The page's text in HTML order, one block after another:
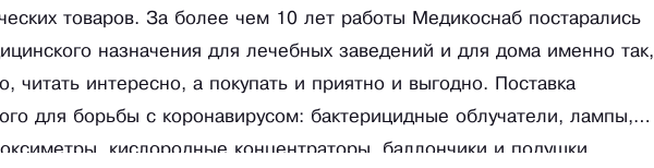
товаров. За более чем 10 лет работы Медикоснаб постарались
назначения для лечебных заведений и для дома именно так,
читать интересно, а покупать и приятно и выгодно. Поставка
для борьбы с коронавирусом: бактерицидные облучатели, лампы,
кислородные концентраторы, баллончики и подушки,